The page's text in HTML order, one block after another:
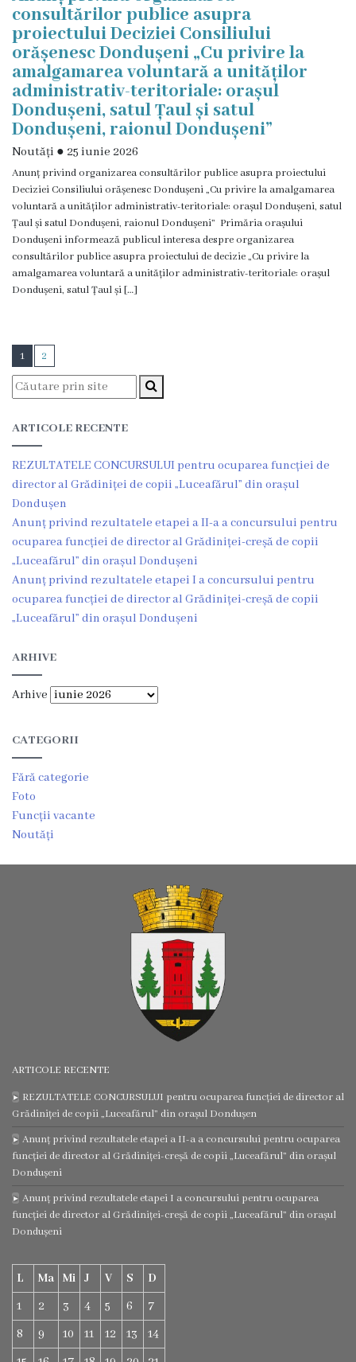
consultărilor publice asupra
proiectului Deciziei Consiliului
orășenesc Dondușeni „Cu privire la
amalgamarea voluntară a unităților
administrativ-teritoriale: orașul
Dondușeni, satul Țaul și satul
Dondușeni, raionul Dondușeni”
Noutăți ● 25 iunie 2026
Anunț privind organizarea consultărilor publice asupra proiectului
Deciziei Consiliului orășenesc Dondușeni „Cu privire la amalgamarea
voluntară a unităților administrativ-teritoriale: orașul Dondușeni, satul
Țaul și satul Dondușeni, raionul Dondușeni” Primăria orașului
Dondușeni informează publicul interesa despre organizarea
consultărilor publice asupra proiectului de decizie „Cu privire la
amalgamarea voluntară a unităților administrativ-teritoriale: orașul
Dondușeni, satul Țaul și […]
1 2
ARTICOLE RECENTE
REZULTATELE CONCURSULUI pentru ocuparea funcției de
director al Grădiniței de copii „Luceafărul” din orașul
Dondușen
Anunț privind rezultatele etapei a II-a a concursului pentru
ocuparea funcției de director al Grădiniței-creșă de copii
„Luceafărul” din orașul Dondușeni
Anunț privind rezultatele etapei I a concursului pentru
ocuparea funcției de director al Grădiniței-creșă de copii
„Luceafărul” din orașul Dondușeni
ARHIVE
Arhive
CATEGORII
Fără categorie
Foto
Funcții vacante
Noutăți
ARTICOLE RECENTE
REZULTATELE CONCURSULUI pentru ocuparea funcției de director al
Grădiniței de copii „Luceafărul” din orașul Dondușen
Anunț privind rezultatele etapei a II-a a concursului pentru ocuparea
funcției de director al Grădiniței-creșă de copii „Luceafărul” din orașul
Dondușeni
Anunț privind rezultatele etapei I a concursului pentru ocuparea
funcției de director al Grădiniței-creșă de copii „Luceafărul” din orașul
Dondușeni
L Ma Mi J V S
D
1
2 3 4 5 6
7
8
9 10 11 12 13
14